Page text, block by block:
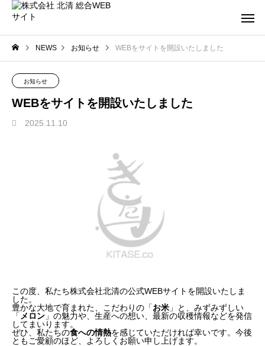
NEWS お知らせ WEBをサイトを開設いたしました
お知らせ
WEBをサイトを開設いたしました
2025.11.10
この度、私たち株式会社北清の公式WEBサイトを開設いたしま
した。
豊かな大地で育まれた、こだわりの「お米 」と、みずみずしい
「 メロン 」の魅力や、生産への想い、最新の収穫情報などを発信
してまいります。
ぜひ、私たちの食への情熱を感じていただければ幸いです。今後
ともご愛顧のほど、よろしくお願い申し上げます。